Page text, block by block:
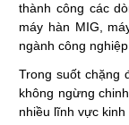
thành công các
máy hàn MIG,
ngành công
Trong suốt chặng
không ngừng
nhiều lĩnh vực